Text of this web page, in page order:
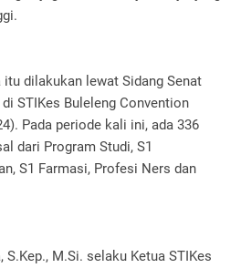
dilakukan lewat Sidang Senat
STIKes Buleleng Convention
Pada periode kali ini, ada 336
dari Program Studi, S1
S1 Farmasi, Profesi Ners dan
S.Kep., M.Si. selaku Ketua STIKes